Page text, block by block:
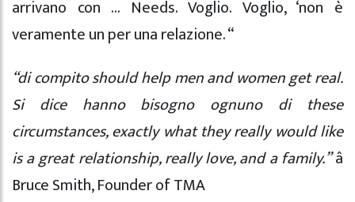
arrivano con … Needs. Voglio. Voglio, ‘non è
veramente un per una relazione. “
“di compito should help men and women get real.
Si dice hanno bisogno ognuno di these
circumstances, exactly what they really would like
is a great relationship, really love, and a family.”â
Bruce Smith, Founder of TMA